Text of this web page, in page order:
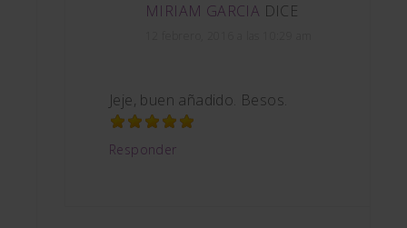
MIRIAM GARCIA DICE
Jeje, buen añadido. Besos.
Responder